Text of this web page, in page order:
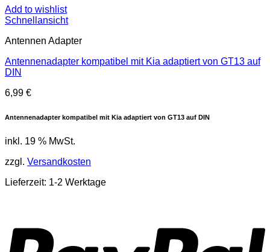
Add to wishlist
Schnellansicht
Antennen Adapter
Antennenadapter kompatibel mit Kia adaptiert von GT13 auf
DIN
6,99 €
Antennenadapter kompatibel mit Kia adaptiert von GT13 auf DIN
inkl. 19 % MwSt.
zzgl. Versandkosten
Lieferzeit: 1-2 Werktage